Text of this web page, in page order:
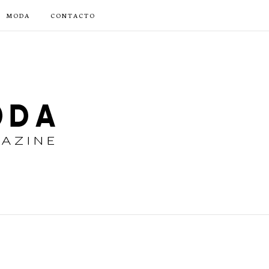
MODA CONTACTO